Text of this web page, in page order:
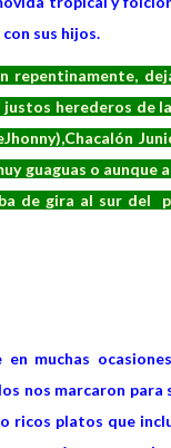
sus hijos.
herederos de
guaguas o aunque
de gira al sur del
muchas
nos marcaron para
ricos platos que